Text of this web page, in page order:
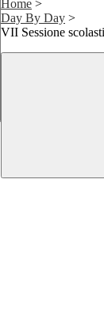
Home >
Day By Day >
VII Sessione